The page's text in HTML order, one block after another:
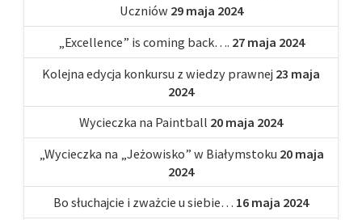
Uczniów 29 maja 2024
„Excellence” is coming back…. 27 maja 2024
Kolejna edycja konkursu z wiedzy prawnej 23 maja
2024
Wycieczka na Paintball 20 maja 2024
„Wycieczka na „Jeżowisko” w Białymstoku 20 maja
2024
Bo słuchajcie i zważcie u siebie… 16 maja 2024